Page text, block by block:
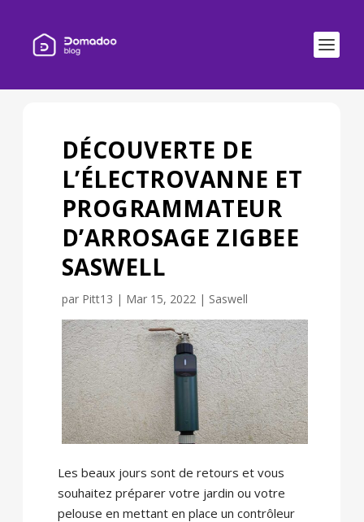
DÉCOUVERTE DE
L’ÉLECTROVANNE ET
PROGRAMMATEUR
D’ARROSAGE ZIGBEE
SASWELL
par Pitt13 | Mar 15, 2022| Saswell
Les beaux jours sont de retours et vous
souhaitez préparer votre jardin ou votre
pelouse en mettant en place un contrôleur